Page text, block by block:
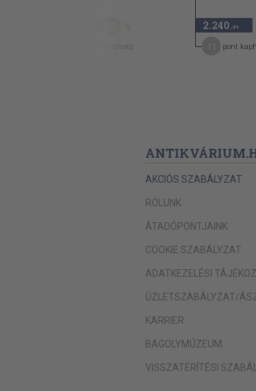
pont kapható
2.240 ,-Ft
pont
AKCIÓS SZABÁLYZAT
RÓLUNK
ÁTADÓPONTJAINK
COOKIE SZABÁLYZAT
ADATKEZELÉSI
ÜZLETSZABÁLYZAT/
KARRIER
BAGOLYMÚZEUM
VISSZATÉRÍTÉSI